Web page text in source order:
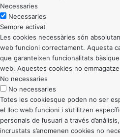
Necessaries
Necessaries
Sempre activat
Les cookies necessàries són
web funcioni correctament. Aquesta
que garanteixen funcionalitats
web. Aquestes cookies no
No necessaries
No necessaries
Totes les cookiesque poden no ser
el lloc web funcioni i s’utilitzen
personals de l’usuari a través
incrustats s’anomenen cookies no